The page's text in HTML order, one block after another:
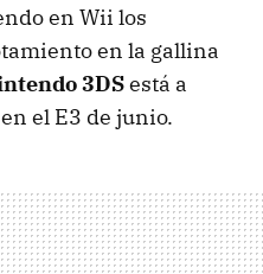
en Wii los
en la gallina
3DSestá a
el E3 de junio.